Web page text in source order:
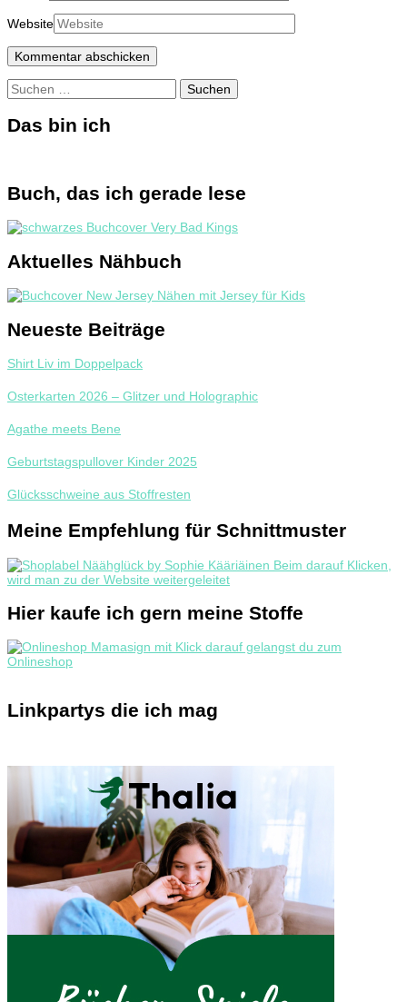
Website
Suchen
nach:
Das bin ich
Buch, das ich gerade lese
Aktuelles Nähbuch
Neueste Beiträge
Shirt Liv im Doppelpack
Osterkarten 2026 – Glitzer und Holographic
Agathe meets Bene
Geburtstagspullover Kinder 2025
Glücksschweine aus Stoffresten
Meine Empfehlung für Schnittmuster
Hier kaufe ich gern meine Stoffe
Linkpartys die ich mag